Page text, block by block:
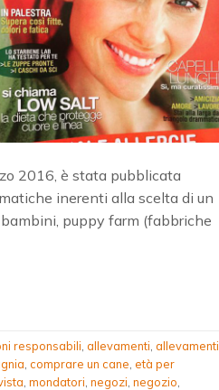
2016, è stata pubblicata
inerenti alla scelta di un
puppy farm (fabbriche
responsabili allevamenti allevamenti
comprare un cane età per
mondatori negozi negozio